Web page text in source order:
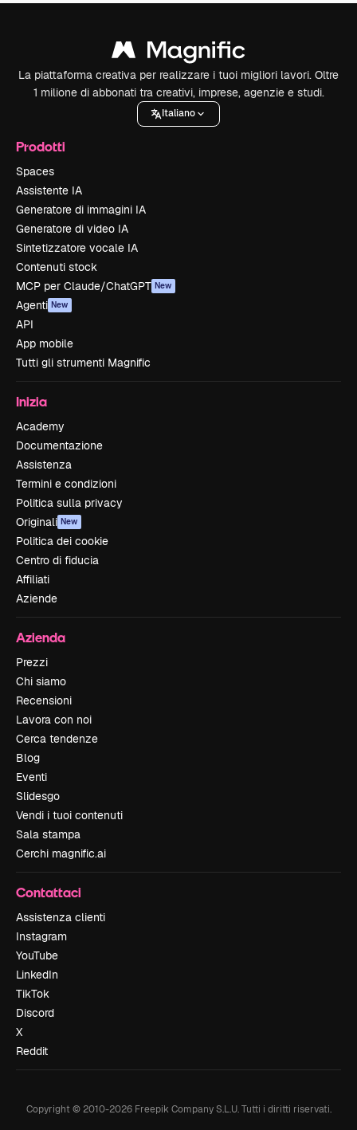
La piattaforma creativa per realizzare i tuoi migliori lavori. Oltre
1 milione di abbonati tra creativi, imprese, agenzie e studi.
Italiano
Prodotti
Spaces
Assistente IA
Generatore di immagini IA
Generatore di video IA
Sintetizzatore vocale IA
Contenuti stock
MCP per Claude/ChatGPT New
Agenti New
API
App mobile
Tutti gli strumenti Magnific
Inizia
Academy
Documentazione
Assistenza
Termini e condizioni
Politica sulla privacy
Originali New
Politica dei cookie
Centro di fiducia
Affiliati
Aziende
Azienda
Prezzi
Chi siamo
Recensioni
Lavora con noi
Cerca tendenze
Blog
Eventi
Slidesgo
Vendi i tuoi contenuti
Sala stampa
Cerchi magnific.ai
Contattaci
Assistenza clienti
Instagram
YouTube
LinkedIn
TikTok
Discord
X
Reddit
Copyright © 2010-2026Freepik Company S.L.U. Tutti i diritti riservati.